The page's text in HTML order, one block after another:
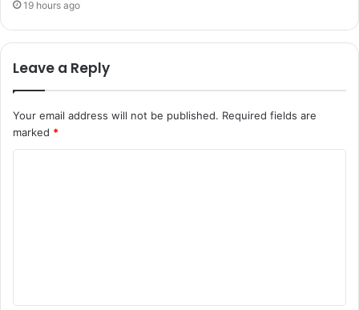
19 hours ago
Leave a Reply
Your email address will not be published. Required fields are
marked *